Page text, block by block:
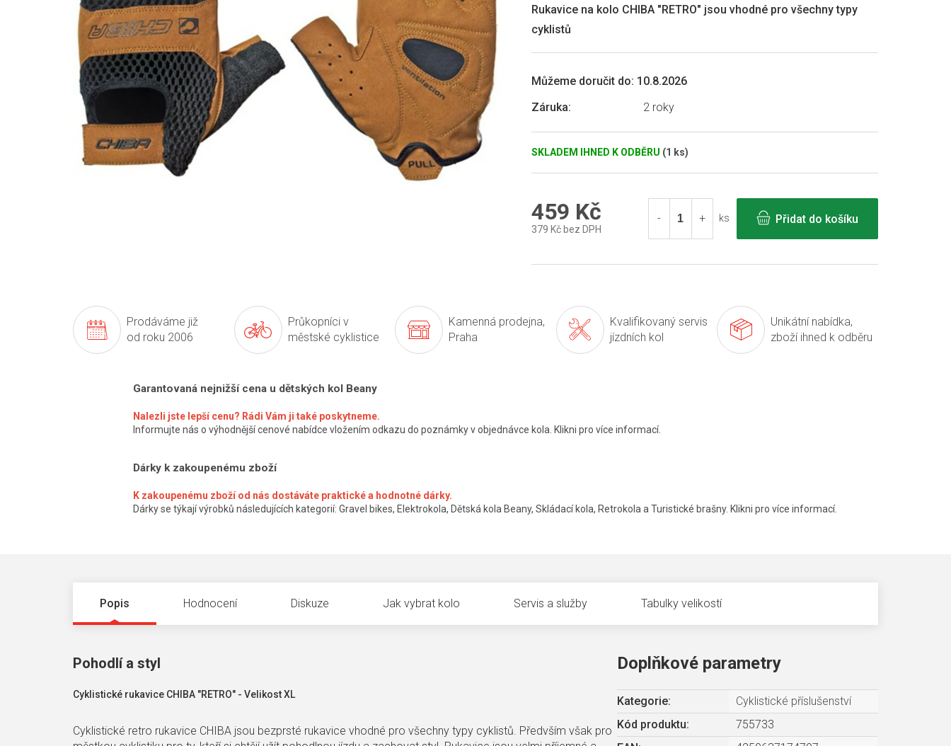
SKLADEM IHNED K ODBĚRU (1 ks)
Můžeme doručit do: 10.8.2026
Záruka: 2 roky
Rukavice na kolo CHIBA "RETRO" jsou vhodné pro všechny typy
cyklistů
0,0
5
459 Kč
379 Kč bez DPH
ks Přidat do košíku
Prodáváme již
od roku 2006
Průkopníci v
městské cyklistice
Kamenná prodejna,
Praha
Kvalifikovaný servis
jízdních kol
Unikátní nabídka,
zboží ihned k odběru
Garantovaná nejnižší cena u dětských kol Beany
Nalezli jste lepší cenu? Rádi Vám ji také poskytneme.
Informujte nás o výhodnější cenové nabídce vložením odkazu do poznámky v objednávce kola. Klikni pro více informací.
Dárky k zakoupenému zboží
K zakoupenému zboží od nás dostáváte praktické a hodnotné dárky.
Dárky se týkají výrobků následujících kategorií: Gravel bikes, Elektrokola, Dětská kola Beany, Skládací kola, Retrokola a Turistické brašny. Klikni pro více informací.
Popis Hodnocení Diskuze Jak vybrat kolo Servis a služby Tabulky velikostí
Pohodlí a styl
Cyklistické rukavice CHIBA "RETRO" - Velikost XL
Cyklistické retro rukavice CHIBA jsou bezprsté rukavice vhodné pro všechny typy cyklistů. Předvším však pro
Doplňkové parametry
Kategorie:
Cyklistické příslušenství
Kód produktu:
755733